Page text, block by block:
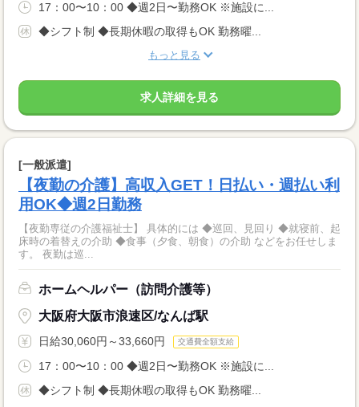
17：00〜10：00 ◆週2日〜勤務OK ※施設に...
◆シフト制 ◆長期休暇の取得もOK 勤務曜...
もっと見る
求人詳細を見る
[一般派遣]
【夜勤の介護】高収入GET！日払い・週払い利
用OK◆週2日勤務
【夜勤専従の介護福祉士】 具体的には ◆巡回、見回り ◆就寝前、起
床時の着替えの介助 ◆食事（夕食、朝食）の介助 などをお任せしま
す。 夜勤は巡...
ホームヘルパー（訪問介護等）
大阪府大阪市浪速区/なんば駅
日給30,060円～33,660円 交通費全額支給
17：00〜10：00 ◆週2日〜勤務OK ※施設に...
◆シフト制 ◆長期休暇の取得もOK 勤務曜...